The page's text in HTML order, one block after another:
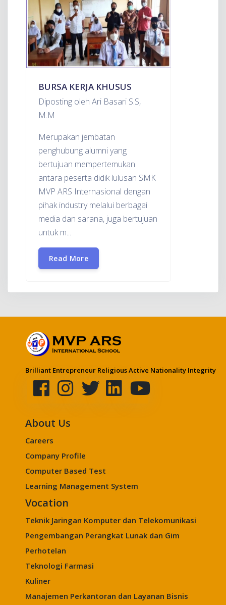
BURSA KERJA KHUSUS
Diposting oleh Ari Basari S.S,
M.M
Merupakan jembatan
penghubung alumni yang
bertujuan mempertemukan
antara peserta didik lulusan SMK
MVP ARS Internasional dengan
pihak industry melalui berbagai
media dan sarana, juga bertujuan
untuk m...
Read More
Brilliant Entrepreneur Religious Active Nationality Integrity
About Us
Careers
Company Profile
Computer Based Test
Learning Management System
Vocation
Teknik Jaringan Komputer dan Telekomunikasi
Pengembangan Perangkat Lunak dan Gim
Perhotelan
Teknologi Farmasi
Kuliner
Manajemen Perkantoran dan Layanan Bisnis